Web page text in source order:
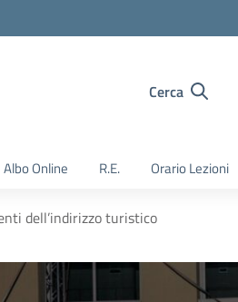
Cerca
Albo Online R.E. Orario Lezioni
dell’indirizzo turistico